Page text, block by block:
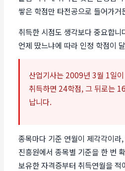
쌓은 학점만 타전공으로 들어가거
취득한 시점도 생각보다 중요합니
언제 땄느냐에 따라 인정 학점이
산업기사는 2009년 3월 1일
취득하면 24학점, 그 뒤로는
납니다.
종목마다 기준 연월이 제각각이라
진흥원에서 종목별 기준을 한 번
보유한 자격증부터 취득연월을 적